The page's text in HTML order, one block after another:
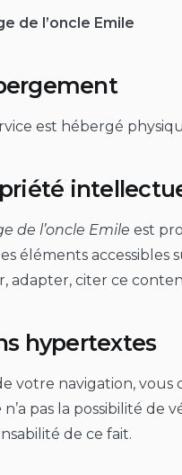
de l’oncle Emile
est hébergé
de l’oncle Emile est
éléments accessibles
adapter, citer ce
hypertextes
votre navigation, vous
n’a pas la possibilité de
de ce fait.